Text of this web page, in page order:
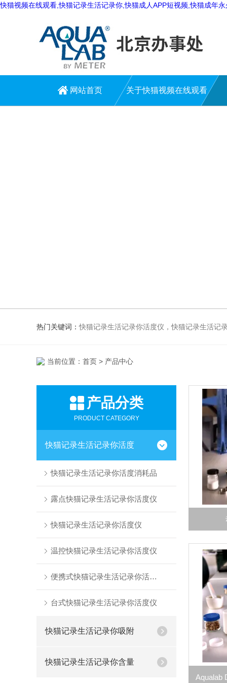
快猫视频在线观看,快猫记录生活记录你,快猫成人APP短视频,快猫成年
网站首页 关于快猫视频在线观看
热门关键词：快猫记录生活记录你活度仪，快猫记录生活记
当前位置： 首页 > 产品中心
产品分类
PRODUCT CATEGORY
快猫记录生活记录你活度
快猫记录生活记录你活度消耗品
露点快猫记录生活记录你活度仪
快猫记录生活记录你活度仪
温控快猫记录生活记录你活度仪
便携式快猫记录生活记录你活度仪
台式快猫记录生活记录你活度仪
快猫记录生活记录你吸附
快猫记录生活记录你含量